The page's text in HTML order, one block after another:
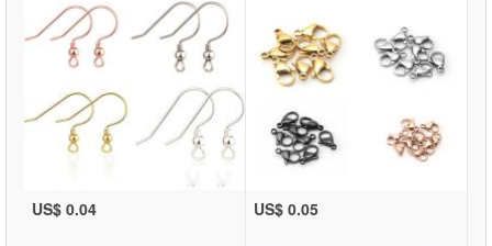
US$ 0.04 US$ 0.05